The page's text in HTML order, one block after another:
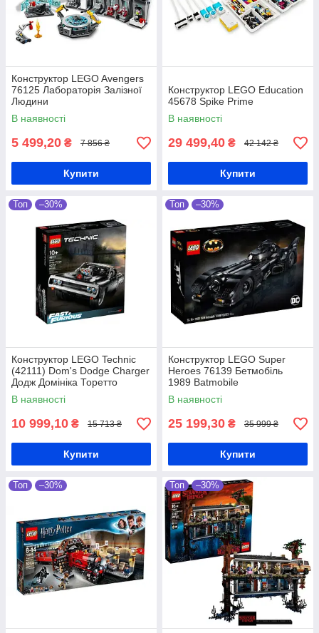
Конструктор LEGO Avengers
76125 Лабораторія Залізної
Людини
В наявності
5 499,20 ₴ 7 856 ₴
Купити
Конструктор LEGO Education
45678 Spike Prime
В наявності
29 499,40 ₴ 42 142 ₴
Купити
Топ –30%
Конструктор LEGO Technic
(42111) Dom's Dodge Charger
Додж Домініка Торетто
В наявності
10 999,10 ₴ 15 713 ₴
Купити
Топ –30%
Конструктор LEGO Super
Heroes 76139 Бетмобіль
1989 Batmobile
В наявності
25 199,30 ₴ 35 999 ₴
Купити
Топ –30% Топ –30%